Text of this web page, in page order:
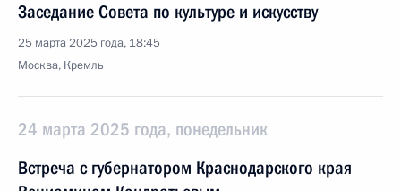
Заседание Совета по культуре и искусству
25 марта 2025 года, 18:45
Москва, Кремль
24 марта 2025 года, понедельник
Встреча с губернатором Краснодарского края